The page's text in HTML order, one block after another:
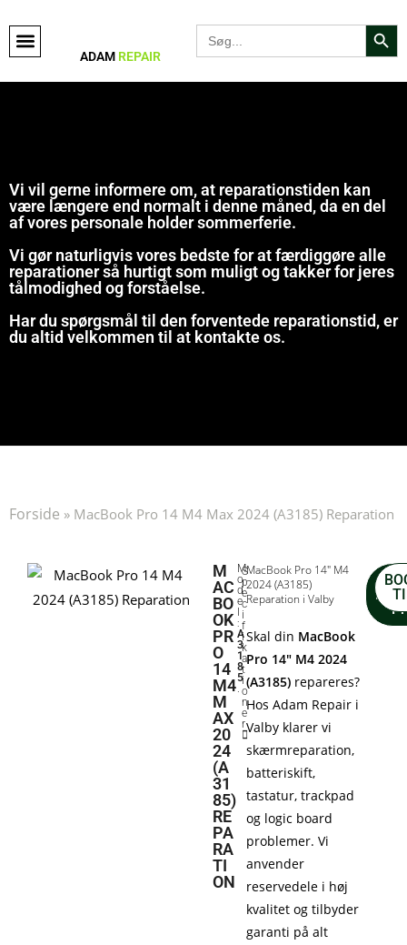
ADAM REPAIR
Search
for:
Search
Vi vil gerne informere om, at reparationstiden kan
være længere end normalt i denne måned, da en del
af vores personale holder sommerferie.
Vi gør naturligvis vores bedste for at færdiggøre alle
reparationer så hurtigt som muligt og takker for jeres
tålmodighed og forståelse.
Har du spørgsmål til den forventede reparationstid, er
du altid velkommen til at kontakte os.
Forside » MacBook Pro 14 M4 Max 2024 (A3185) Reparation
M
AC
BO
OK
PR
O
14
M4
M
AX
20
24
(A
31
85)
RE
PA
RA
TI
ON
M
o
d
e
:
A
3
1
8
5
.
S
p
e
c
i
f
i
k
a
t
i
o
n
e
r
MacBook Pro 14" M4
2024 (A3185)
Reparation i Valby
Skal din MacBook
Pro 14" M4 2024
(A3185)repareres?
Hos Adam Repair i
Valby klarer vi
skærmreparation,
batteriskift,
tastatur, trackpad
og logic board
problemer. Vi
anvender
reservedele i høj
kvalitet og tilbyder
garanti på alt